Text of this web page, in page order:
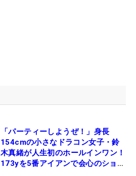
「パーティーしようぜ！」身長
154cmの小さなドラコン女子・鈴
木真緒が人生初のホールインワン！
173yを5番アイアンで会心のショッ